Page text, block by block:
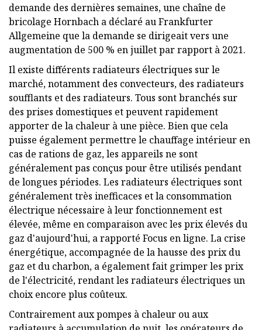
demande des dernières semaines, une chaîne de
bricolage Hornbach a déclaré au Frankfurter
Allgemeine que la demande se dirigeait vers une
augmentation de 500 % en juillet par rapport à 2021.
Il existe différents radiateurs électriques sur le
marché, notamment des convecteurs, des radiateurs
soufflants et des radiateurs. Tous sont branchés sur
des prises domestiques et peuvent rapidement
apporter de la chaleur à une pièce. Bien que cela
puisse également permettre le chauffage intérieur en
cas de rations de gaz, les appareils ne sont
généralement pas conçus pour être utilisés pendant
de longues périodes. Les radiateurs électriques sont
généralement très inefficaces et la consommation
électrique nécessaire à leur fonctionnement est
élevée, même en comparaison avec les prix élevés du
gaz d'aujourd'hui, a rapporté Focus en ligne. La crise
énergétique, accompagnée de la hausse des prix du
gaz et du charbon, a également fait grimper les prix
de l'électricité, rendant les radiateurs électriques un
choix encore plus coûteux.
Contrairement aux pompes à chaleur ou aux